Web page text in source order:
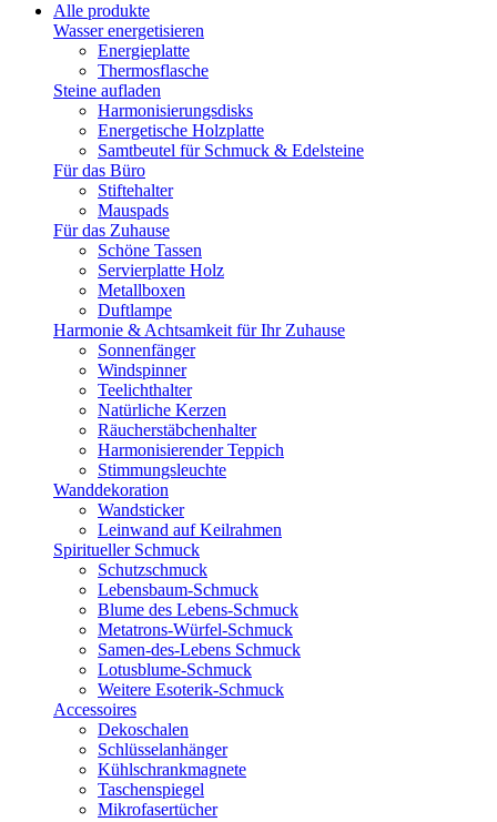
Alle produkte
Wasser energetisieren
Energieplatte​
Thermosflasche
Steine aufladen
Harmonisierungsdisks
Energetische Holzplatte
Samtbeutel für Schmuck & Edelsteine
Für das Büro
Stiftehalter
Mauspads
Für das Zuhause
Schöne Tassen
Servierplatte Holz
Metallboxen
Duftlampe
Harmonie & Achtsamkeit für Ihr Zuhause
Sonnenfänger
Windspinner
Teelichthalter
Natürliche Kerzen
Räucherstäbchenhalter
Harmonisierender Teppich
Stimmungsleuchte
Wanddekoration
Wandsticker
Leinwand auf Keilrahmen
Spiritueller Schmuck
Schutzschmuck
Lebensbaum-Schmuck
Blume des Lebens-Schmuck
Metatrons-Würfel-Schmuck
Samen-des-Lebens Schmuck
Lotusblume-Schmuck
Weitere Esoterik-Schmuck
Accessoires
Dekoschalen
Schlüsselanhänger
Kühlschrankmagnete
Taschenspiegel
Mikrofasertücher